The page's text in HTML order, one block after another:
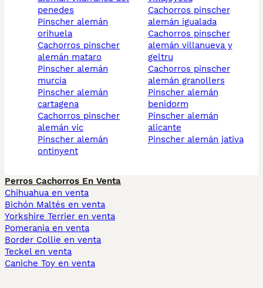
penedes
pinscher alemán
orihuela
cachorros pinscher
alemán mataro
pinscher alemán
murcia
pinscher alemán
cartagena
cachorros pinscher
alemán vic
pinscher alemán
ontinyent
cachorros pinscher
alemán igualada
cachorros pinscher
alemán villanueva y
geltru
cachorros pinscher
alemán granollers
pinscher alemán
benidorm
pinscher alemán
alicante
pinscher alemán jativa
Perros Cachorros En Venta
Chihuahua en venta
Bichón Maltés en venta
Yorkshire Terrier en venta
Pomerania en venta
Border Collie en venta
Teckel en venta
Caniche Toy en venta